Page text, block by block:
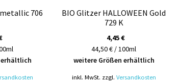
706
erhältlich
BIO Glitzer HALLOWEEN Gold
729 K
4,45€
44,50 € / 100ml
weitere Größen erhältlich
inkl. MwSt. zzgl. Versandkosten